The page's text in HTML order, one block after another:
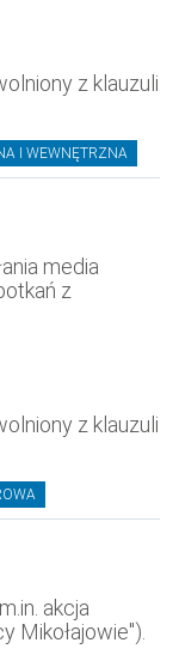
z klauzuli
I WEWNĘTRZNA
media
z
z klauzuli
akcja
Mikołajowie").